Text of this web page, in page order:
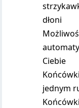
dłoni
Ciebie
jednym